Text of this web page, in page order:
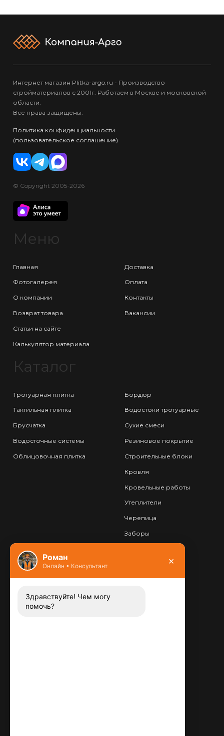
Интернет магазин Plitka-argo.ru - Производство
стройматериалов с 2001г. Работаем в Москве и московской
области.
Все права защищены.
Политика конфиденциальности
(пользовательское соглашение)
© Copyright 2005-2026
Меню
Главная
Фотогалерея
О компании
Возврат товара
Статьи на сайте
Калькулятор материала
Доставка
Оплата
Контакты
Вакансии
Каталог
Тротуарная плитка
Тактильная плитка
Брусчатка
Водосточные системы
Облицовочная плитка
Бордюр
Водостоки тротуарные
Сухие смеси
Резиновое покрытие
Строительные блоки
Кровля
Кровельные работы
Утеплители
Черепица
Заборы
Контакты
Заказать звонок
Роман
Онлайн • Консультант ×
Здравствуйте! Чем могу
помочь?